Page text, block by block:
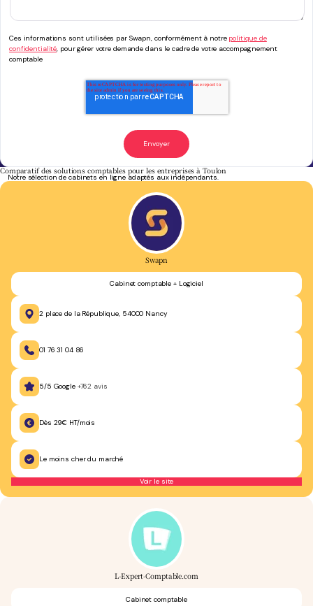
Ces informations sont utilisées par Swapn, conformément à notre politique de
confidentialité, pour gérer votre demande dans le cadre de votre accompagnement
comptable
Comparatif des solutions comptables pour les entreprises à Toulon
Notre sélection de cabinets en ligne adaptés aux indépendants.
Swapn
Cabinet comptable + Logiciel
2 place de la République, 54000 Nancy
01 76 31 04 86
5/5 Google +762 avis
Dès 29€ HT/mois
Le moins cher du marché
Voir le site
L-Expert-Comptable.com
Cabinet comptable